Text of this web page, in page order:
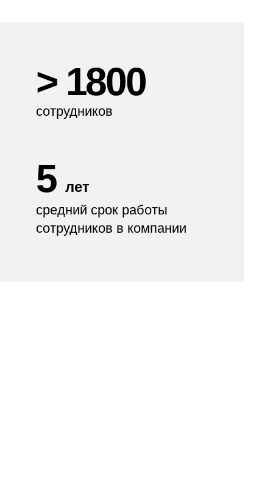
> 1800
сотрудников
5 лет
средний срок работы
сотрудников в компании